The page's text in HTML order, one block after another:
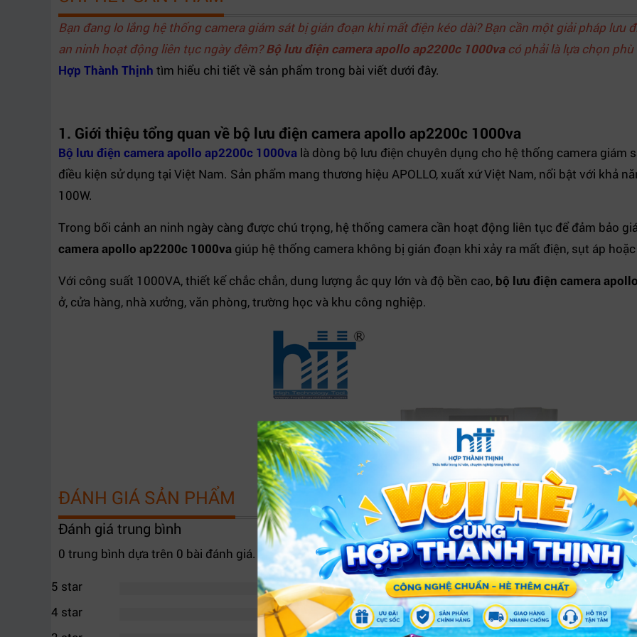
Loại ắc quy
12 VDC, kín khí, không cần bảo dưỡng
Thời gian lưu
15 đến 20 giờ với tải 100W
Thời gian
động
0 đến 40 độ C
Độ ẩm hoạt
động
20 đến 90 phần trăm, không ngưng tụ
Kích thước
Trọng lượng
78 kilôgam
Bạn đang lo lắng hệ thống camera giám sát bị gián đoạn khi mất điện kéo dài? Bạn cần một giải pháp lưu
an ninh hoạt động liên tục ngày đêm?Bộ lưu điện camera apollo ap2200c 1000vacó phải là lựa chọn
Hợp Thành Thịnh tìm hiểu chi tiết về sản phẩm trong bài viết dưới đây.
1. Giới thiệu tổng quan về bộ lưu điện camera apollo ap2200c 1000va
Bộ lưu điện camera apollo ap2200c 1000va là dòng bộ lưu điện chuyên dụng cho hệ thống camera giám
điều kiện sử dụng tại Việt Nam. Sản phẩm mang thương hiệu APOLLO, xuất xứ Việt Nam, nổi bật với khả
100W.
Trong bối cảnh an ninh ngày càng được chú trọng, hệ thống camera cần hoạt động liên tục để đảm bảo
camera apollo ap2200c 1000va giúp hệ thống camera không bị gián đoạn khi xảy ra mất điện, sụt áp
Với công suất 1000VA, thiết kế chắc chắn, dung lượng ắc quy lớn và độ bền cao, bộ lưu điện camera
ở, cửa hàng, nhà xưởng, văn phòng, trường học và khu công nghiệp.
XEM THÊM
ĐÁNH GIÁ SẢN PHẨM
Đánh giá trung bình
0 trung bình dựa trên 0 bài đánh giá.
5 star
4 star